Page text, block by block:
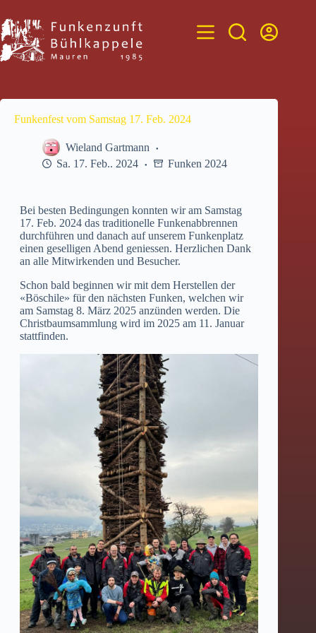
Inhalt
springen
Funkenfest vom Samstag 17. Feb. 2024
Wieland Gartmann
Sa. 17. Feb.. 2024
Funken 2024
Bei besten Bedingungen konnten wir am Samstag
17. Feb. 2024 das traditionelle Funkenabbrennen
durchführen und danach auf unserem Funkenplatz
einen geselligen Abend geniessen. Herzlichen Dank
an alle Mitwirkenden und Besucher.
Schon bald beginnen wir mit dem Herstellen der
«Böschile» für den nächsten Funken, welchen wir
am Samstag 8. März 2025 anzünden werden. Die
Christbaumsammlung wird im 2025 am 11. Januar
stattfinden.